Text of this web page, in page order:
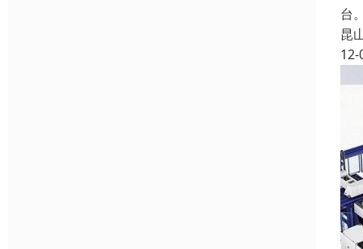
台
昆
12-